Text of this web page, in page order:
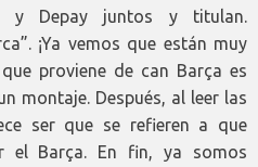
y Depay juntos y titulan.
¡Ya vemos que están muy
proviene de can Barça es
montaje. Después, al leer las
ser que se refieren a que
el Barça. En fin, ya somos